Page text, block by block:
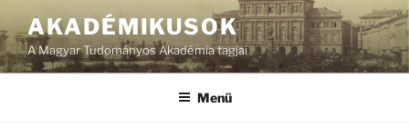
AKADÉMIKUSOK
A Magyar Tudományos Akadémia tagjai
Menü